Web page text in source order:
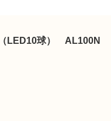
LED10球） AL100N